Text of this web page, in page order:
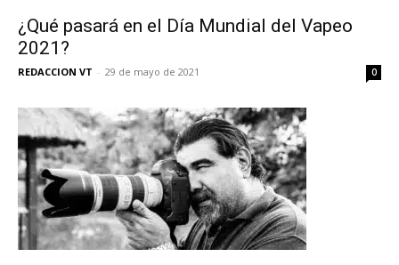
¿Qué pasará en el Día Mundial del Vapeo
2021?
REDACCION VT - 29 de mayo de 2021 0